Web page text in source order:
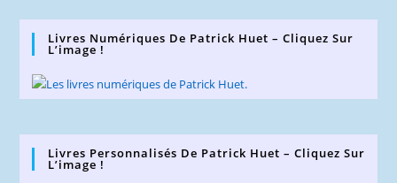
Livres Numériques De Patrick Huet – Cliquez Sur
L’image !
Livres Personnalisés De Patrick Huet – Cliquez Sur
L’image !